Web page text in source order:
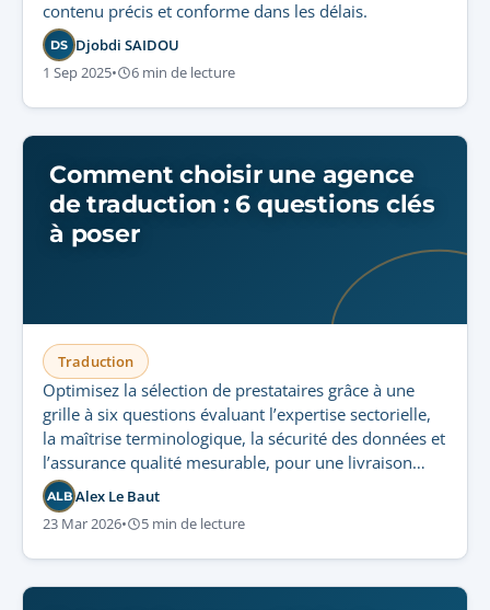
contenu précis et conforme dans les délais.
DS Djobdi SAIDOU
1 Sep 2025• 6 min de lecture
Comment choisir une agence
de traduction : 6 questions clés
à poser
Traduction
Optimisez la sélection de prestataires grâce à une
grille à six questions évaluant l’expertise sectorielle,
la maîtrise terminologique, la sécurité des données et
l’assurance qualité mesurable, pour une livraison
multilingue conforme et évolutive.
ALB Alex Le Baut
23 Mar 2026• 5 min de lecture